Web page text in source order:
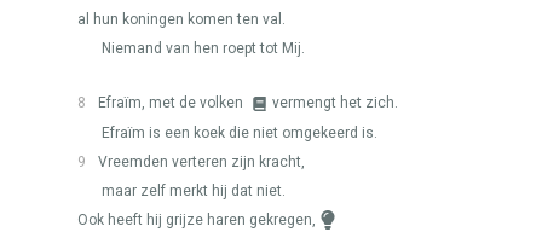
al hun koningen komen ten val.
Niemand van hen roept tot Mij.
8 Efraïm, met de volken
vermengt het zich.
Efraïm is een koek die niet omgekeerd is.
9
Vreemden verteren zijn kracht,
maar zelf merkt hij dat niet.
Ook heeft hij grijze haren gekregen,